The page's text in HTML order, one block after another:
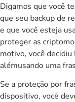
Digamos que você
que seu backup de
e que você esteja
proteger as
motivo, você decidiu
alémusando uma
Se a proteção por
dispositivo, você